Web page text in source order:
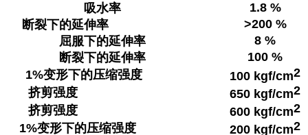
吸水率
1.8 %
断裂下的延伸率
>200 %
屈服下的延伸率
8 %
断裂下的延伸率
100 %
1%变形下的压缩强度
100 kgf/cm2
挤剪强度
650 kgf/cm2
挤剪强度
600 kgf/cm2
1%变形下的压缩强度
200 kgf/cm2